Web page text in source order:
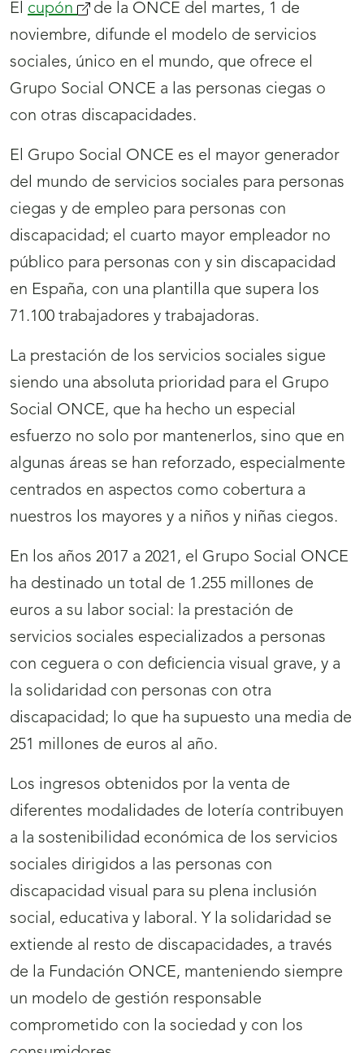
El cupón (se
abrirá
nueva
ventana)
de la ONCE del martes, 1 de
noviembre, difunde el modelo de servicios
sociales, único en el mundo, que ofrece el
Grupo Social ONCE a las personas ciegas o
con otras discapacidades.
El Grupo Social ONCE es el mayor generador
del mundo de servicios sociales para personas
ciegas y de empleo para personas con
discapacidad; el cuarto mayor empleador no
público para personas con y sin discapacidad
en España, con una plantilla que supera los
71.100 trabajadores y trabajadoras.
La prestación de los servicios sociales sigue
siendo una absoluta prioridad para el Grupo
Social ONCE, que ha hecho un especial
esfuerzo no solo por mantenerlos, sino que en
algunas áreas se han reforzado, especialmente
centrados en aspectos como cobertura a
nuestros los mayores y a niños y niñas ciegos.
En los años 2017 a 2021, el Grupo Social ONCE
ha destinado un total de 1.255 millones de
euros a su labor social: la prestación de
servicios sociales especializados a personas
con ceguera o con deficiencia visual grave, y a
la solidaridad con personas con otra
discapacidad; lo que ha supuesto una media de
251 millones de euros al año.
Los ingresos obtenidos por la venta de
diferentes modalidades de lotería contribuyen
a la sostenibilidad económica de los servicios
sociales dirigidos a las personas con
discapacidad visual para su plena inclusión
social, educativa y laboral. Y la solidaridad se
extiende al resto de discapacidades, a través
de la Fundación ONCE, manteniendo siempre
un modelo de gestión responsable
comprometido con la sociedad y con los